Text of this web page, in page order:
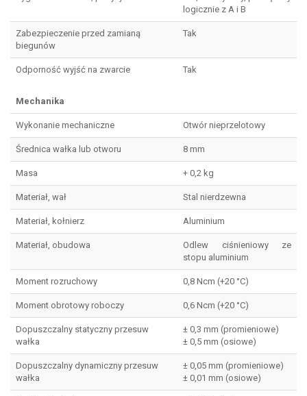
logicznie z A i B
Zabezpieczenie przed zamianą
biegunów
Tak
Odporność wyjść na zwarcie Tak
Mechanika
Wykonanie mechaniczne Otwór nieprzelotowy
Średnica wałka lub otworu 8 mm
Masa + 0,2 kg
Materiał, wał Stal nierdzewna
Materiał, kołnierz Aluminium
Materiał, obudowa
Odlew ciśnieniowy ze
stopu aluminium
Moment rozruchowy 0,8 Ncm (+20 °C)
Moment obrotowy roboczy 0,6 Ncm (+20 °C)
Dopuszczalny statyczny przesuw
wałka
± 0,3 mm (promieniowe)
± 0,5 mm (osiowe)
Dopuszczalny dynamiczny przesuw
wałka
± 0,05 mm (promieniowe)
± 0,01 mm (osiowe)